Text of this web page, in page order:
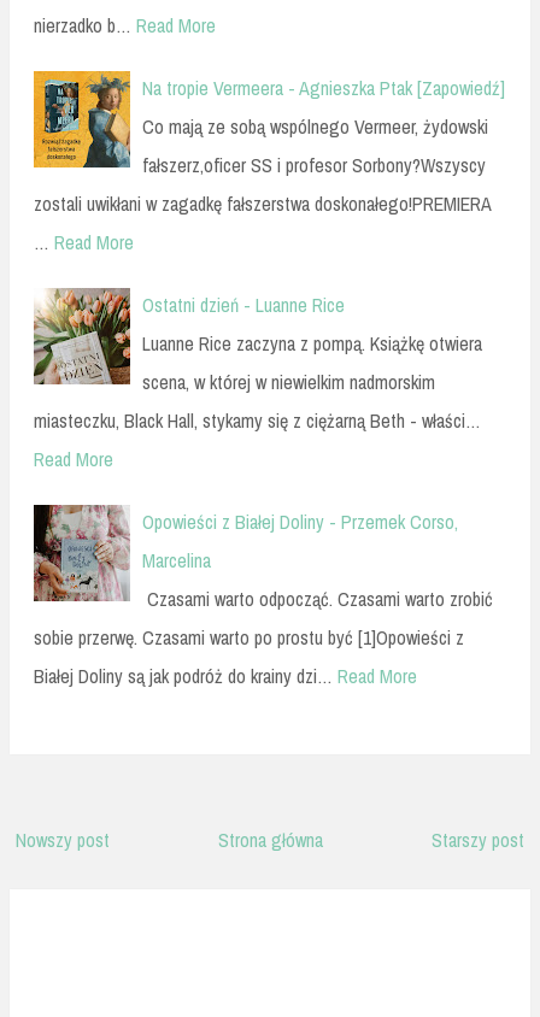
nierzadko b… Read More
Na tropie Vermeera - Agnieszka Ptak [Zapowiedź]
Co mają ze sobą wspólnego Vermeer, żydowski
fałszerz,oficer SS i profesor Sorbony?Wszyscy
zostali uwikłani w zagadkę fałszerstwa doskonałego!PREMIERA
… Read More
Ostatni dzień - Luanne Rice
Luanne Rice zaczyna z pompą. Książkę otwiera
scena, w której w niewielkim nadmorskim
miasteczku, Black Hall, stykamy się z ciężarną Beth - właści…
Read More
Opowieści z Białej Doliny - Przemek Corso,
Marcelina
Czasami warto odpocząć. Czasami warto zrobić
sobie przerwę. Czasami warto po prostu być [1]Opowieści z
Białej Doliny są jak podróż do krainy dzi… Read More
Nowszy post Starszy post
Strona główna